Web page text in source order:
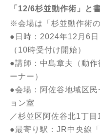
「12/6杉並動作術」と
※会場は「杉並動作術
●日時：2024年12月6
（10時受付け開始）
●講師：中島章夫（動
ーナー）
●会場：阿佐谷地域区
ョン室
／杉並区阿佐谷北1丁目
●最寄り駅：JR中央線